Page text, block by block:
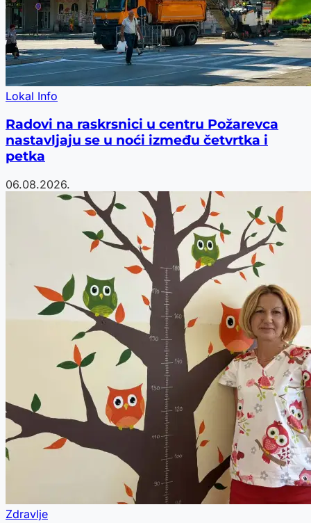
Lokal Info
Radovi na raskrsnici u centru Požarevca
nastavljaju se u noći između četvrtka i
petka
06.08.2026.
Zdravlje